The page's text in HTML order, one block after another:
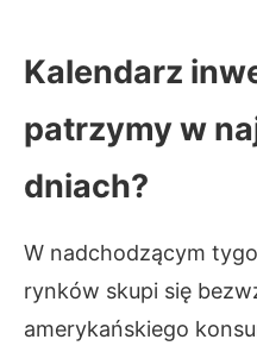
Kalendarz
patrzymy w
dniach?
W nadchodzącym
rynków skupi się
amerykańskiego